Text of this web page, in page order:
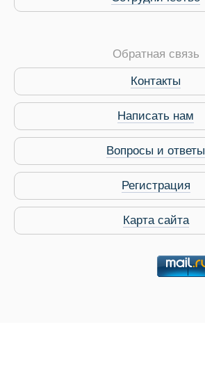
Обратная связь
Контакты
Написать нам
Вопросы и ответы
Регистрация
Карта сайта